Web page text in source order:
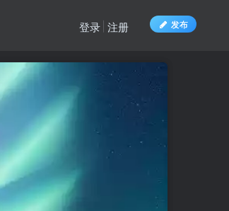
发布
登录 注册